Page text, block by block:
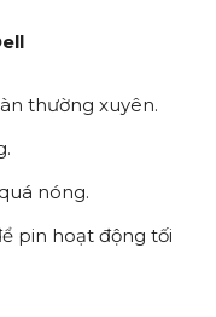
thường xuyên.
nóng.
pin hoạt động tối